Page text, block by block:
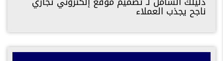
ناجح يجذب العملاء